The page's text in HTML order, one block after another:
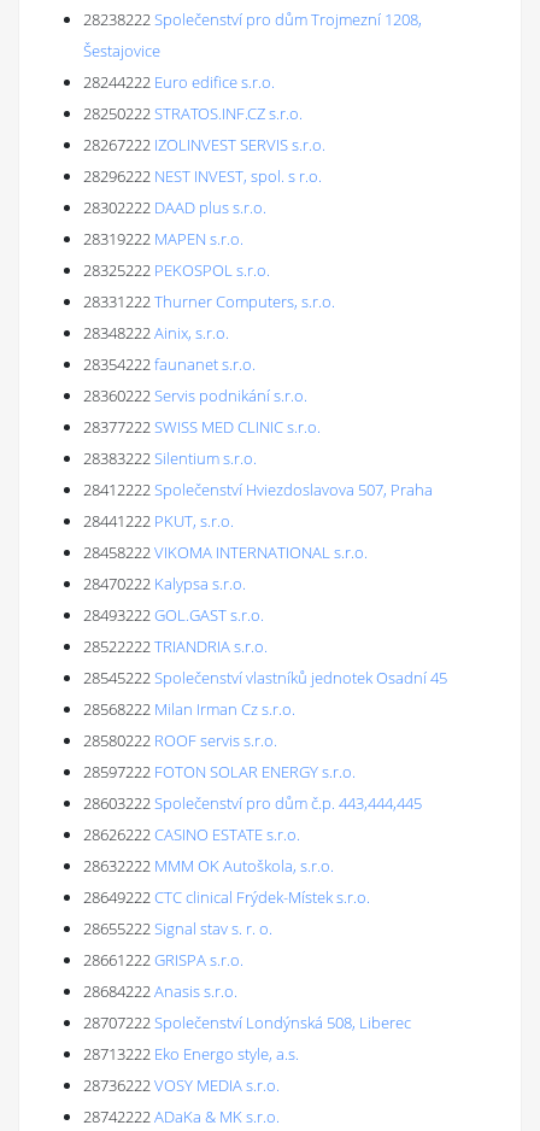
28238222Společenství pro dům Trojmezní 1208,
Šestajovice
28244222 Euro edifice s.r.o.
28250222STRATOS.INF.CZ s.r.o.
28267222 IZOLINVEST SERVIS s.r.o.
28296222 NEST INVEST, spol. s r.o.
28302222 DAAD plus s.r.o.
28319222 MAPEN s.r.o.
28325222 PEKOSPOL s.r.o.
28331222Thurner Computers, s.r.o.
28348222Ainix, s.r.o.
28354222faunanet s.r.o.
28360222Servis podnikání s.r.o.
28377222SWISS MED CLINIC s.r.o.
28383222Silentium s.r.o.
28412222Společenství Hviezdoslavova 507, Praha
28441222 PKUT, s.r.o.
28458222VIKOMA INTERNATIONAL s.r.o.
28470222 Kalypsa s.r.o.
28493222GOL.GAST s.r.o.
28522222TRIANDRIA s.r.o.
28545222Společenství vlastníků jednotek Osadní 45
28568222 Milan Irman Cz s.r.o.
28580222 ROOF servis s.r.o.
28597222 FOTON SOLAR ENERGY s.r.o.
28603222Společenství pro dům č.p. 443,444,445
28626222CASINO ESTATE s.r.o.
28632222 MMM OK Autoškola, s.r.o.
28649222CTC clinical Frýdek-Místek s.r.o.
28655222Signal stav s. r. o.
28661222GRISPA s.r.o.
28684222Anasis s.r.o.
28707222Společenství Londýnská 508, Liberec
28713222 Eko Energo style, a.s.
28736222VOSY MEDIA s.r.o.
28742222ADaKa & MK s.r.o.